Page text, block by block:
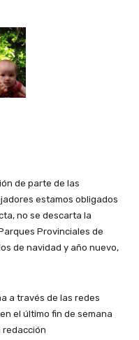
de parte de las
estamos obligados
no se descarta la
Provinciales de
de navidad y año nuevo,
a través de las redes
el último fin de semana
redacción